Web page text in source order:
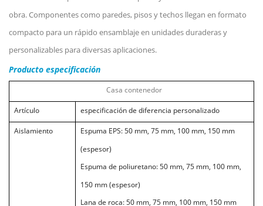
obra. Componentes como paredes, pisos y techos llegan en formato
compacto para un rápido ensamblaje en unidades duraderas y
personalizables para diversas aplicaciones.
Producto especificación
Casa contenedor
Artículo especificación de diferencia personalizado
Aislamiento
Espuma EPS: 50 mm, 75 mm, 100 mm, 150 mm
(espesor)
Espuma de poliuretano: 50 mm, 75 mm, 100 mm,
150 mm (espesor)
Lana de roca: 50 mm, 75 mm, 100 mm, 150 mm